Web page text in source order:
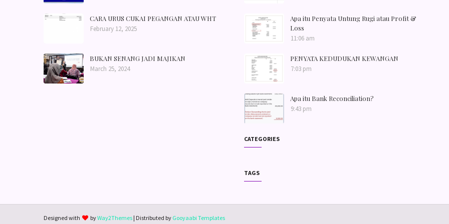
CARA URUS CUKAI PEGANGAN ATAU WHT
February 12, 2025
BUKAN SENANG JADI MAJIKAN
March 25, 2024
Apa itu Penyata Untung Rugi atau Profit &
Loss
11:06 am
PENYATA KEDUDUKAN KEWANGAN
7:03 pm
Apa itu Bank Reconciliation?
9:43 pm
CATEGORIES
TAGS
Designed with byWay2Themes | Distributed by Gooyaabi Templates